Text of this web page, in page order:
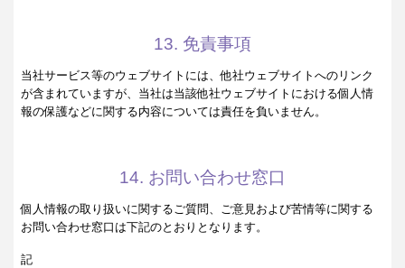
13. 免責事項
当社サービス等のウェブサイトには、他社ウェブサイトへのリンク
が含まれていますが、当社は当該他社ウェブサイトにおける個人情
報の保護などに関する内容については責任を負いません。
14. お問い合わせ窓口
個人情報の取り扱いに関するご質問、ご意見および苦情等に関する
お問い合わせ窓口は下記のとおりとなります。
記